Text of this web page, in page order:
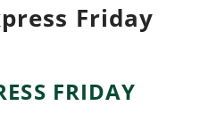
Friday
FRIDAY